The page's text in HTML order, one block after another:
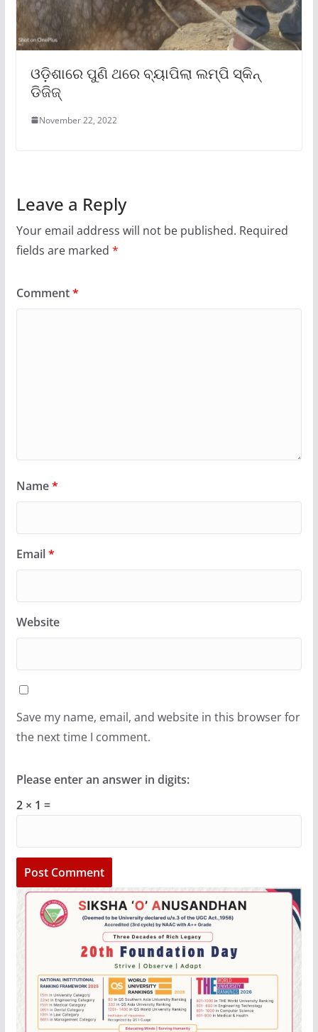
ଓଡ଼ିଶାରେ ପୁଣି ଥରେ ବ୍ୟାପିଲା ଲମ୍ପି ସ୍କିନ୍
ଡିଜିଜ୍‌
November 22, 2022
Leave a Reply
Your email address will not be published. Required
fields are marked *
Comment*
Name*
Email*
Website
Save my name, email, and website in this browser for
the next time I comment.
Please enter an answer in digits:
2 × 1 =